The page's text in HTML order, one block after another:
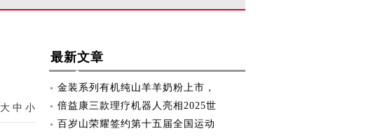
大 中 小
最新文章
金装系列有机纯山羊羊奶粉上市，
倍益康三款理疗机器人亮相2025世
百岁山荣耀签约第十五届全国运动